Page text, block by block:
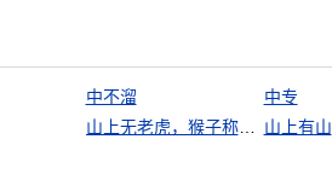
中不溜
中专
山上无老虎，猴子称大王 山上有山